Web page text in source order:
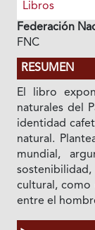
Libros
Federación
FNC
RESUMEN
El libro
naturales del
identidad
natural.
mundial,
cultural, como
entre el